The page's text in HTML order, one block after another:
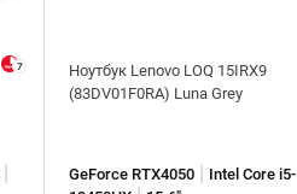
7
Ноутбук Lenovo LOQ 15IRX9
(83DV01F0RA) Luna Grey
GeForce RTX4050
Intel Core i5-